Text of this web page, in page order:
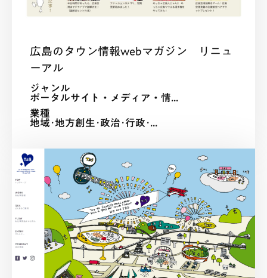
広島のタウン情報webマガジン リニュ
ーアル
ジャンル
ポータルサイト・メディア・情...
業種
地域･地方創生･政治･行政･...